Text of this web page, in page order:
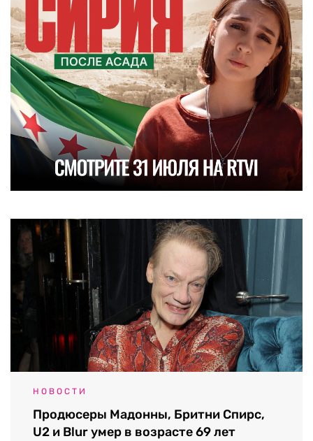
НОВОСТИ
Продюсеры Мадонны, Бритни Спирс,
U2 и Blur умер в возрасте 69 лет